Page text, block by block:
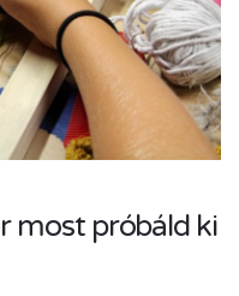
most próbáld ki